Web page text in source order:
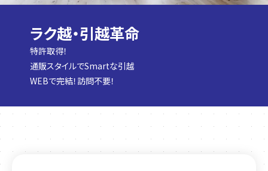
ラク越・引越革命
特許取得！
通販スタイルでSmartな引越
WEBで完結！訪問不要！